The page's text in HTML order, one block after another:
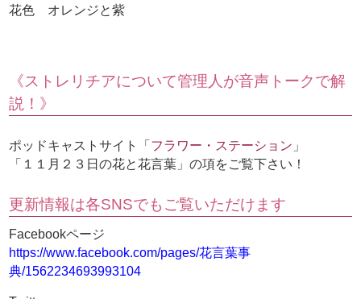
花色 オレンジと紫
《ストレリチアについて管理人が音声トークで解
説！》
ポッドキャストサイト「 フラワー・ステーション 」
「１１月２３日の花と花言葉」の項をご覧下さい！
更新情報は各SNSでもご覧いただけます
Facebookページ
https://www.facebook.com/pages/花言葉事
典/1562234693993104